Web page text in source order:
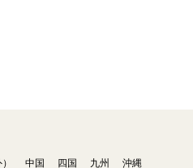
中国 四国 九州 沖縄